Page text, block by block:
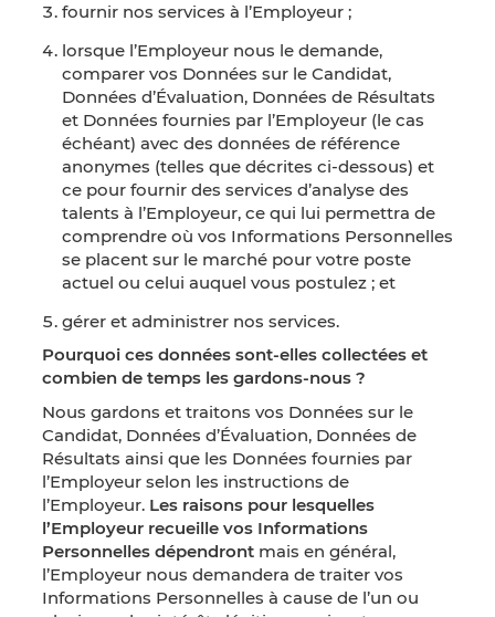
fournir nos services à l’Employeur ;
lorsque l’Employeur nous le demande,
comparer vos Données sur le Candidat,
Données d’Évaluation, Données de Résultats
et Données fournies par l’Employeur (le cas
échéant) avec des données de référence
anonymes (telles que décrites ci-dessous) et
ce pour fournir des services d’analyse des
talents à l’Employeur, ce qui lui permettra de
comprendre où vos Informations Personnelles
se placent sur le marché pour votre poste
actuel ou celui auquel vous postulez ; et
gérer et administrer nos services.
Pourquoi ces données sont-elles collectées et
combien de temps les gardons-nous ?
Nous gardons et traitons vos Données sur le
Candidat, Données d’Évaluation, Données de
Résultats ainsi que les Données fournies par
l’Employeur selon les instructions de
l’Employeur. Les raisons pour lesquelles
l’Employeur recueille vos Informations
Personnelles dépendront mais en général,
l’Employeur nous demandera de traiter vos
Informations Personnelles à cause de l’un ou